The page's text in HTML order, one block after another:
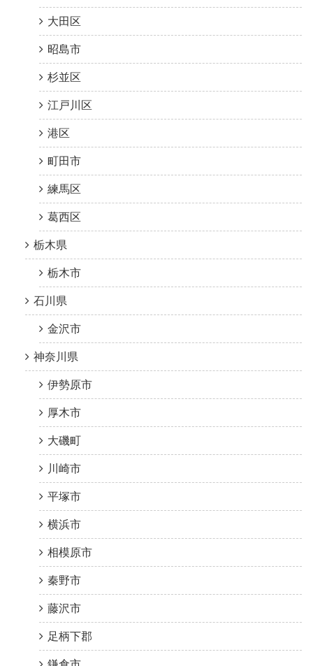
大田区
昭島市
杉並区
江戸川区
港区
町田市
練馬区
葛西区
栃木県
栃木市
石川県
金沢市
神奈川県
伊勢原市
厚木市
大磯町
川崎市
平塚市
横浜市
相模原市
秦野市
藤沢市
足柄下郡